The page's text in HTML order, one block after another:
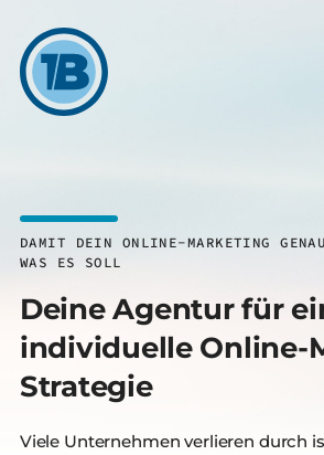
DAMIT DEIN ONLINE-MARKETING
WAS ES SOLL
Deine Agentur für
individuelle Online-
Strategie
Viele Unternehmen verlieren durch